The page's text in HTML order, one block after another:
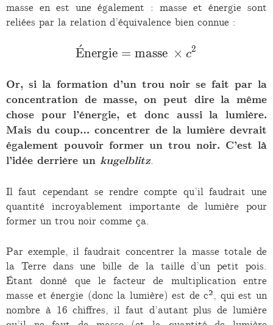
masse en est une également : masse et énergie sont
reliées par la relation d’équivalence bien connue :
\text{Énergie} =
E
ˊnergie = masse × c2
Or, si la formation d’un trou noir se fait par la
concentration de masse, on peut dire la même
chose pour l’énergie, et donc aussi la lumière.
Mais du coup… concentrer de la lumière devrait
également pouvoir former un trou noir. C’est là
l’idée derrière un kugelblitz.
Il faut cependant se rendre compte qu’il faudrait une
quantité incroyablement importante de lumière pour
former un trou noir comme ça.
Par exemple, il faudrait concentrer la masse totale de
la Terre dans une bille de la taille d’un petit pois.
Étant donné que le facteur de multiplication entre
masse et énergie (donc la lumière) est de c², qui est un
nombre à 16 chiffres, il faut d’autant plus de lumière